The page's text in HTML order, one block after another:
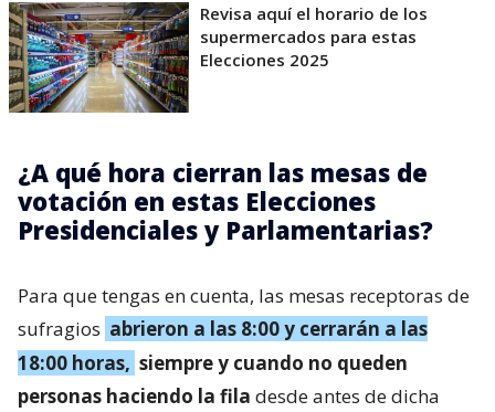
Revisa aquí el horario de los
supermercados para estas
Elecciones 2025
¿A qué hora cierran las mesas de
votación en estas Elecciones
Presidenciales y Parlamentarias?
Para que tengas en cuenta, las mesas receptoras de
sufragios abrieron a las 8:00 y cerrarán a las
18:00 horas, siempre y cuando no queden
personas haciendo la fila desde antes de dicha